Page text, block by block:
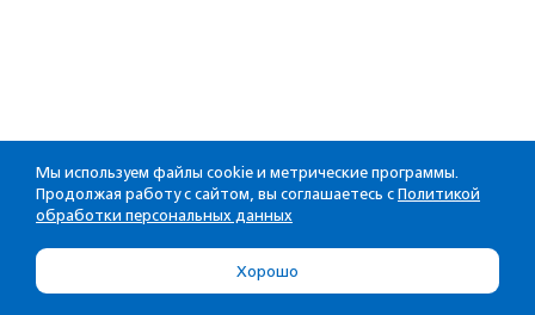
Мы используем файлы cookie и метрические программы.
Продолжая работу с сайтом, вы соглашаетесь с Политикой
обработки персональных данных
Хорошо